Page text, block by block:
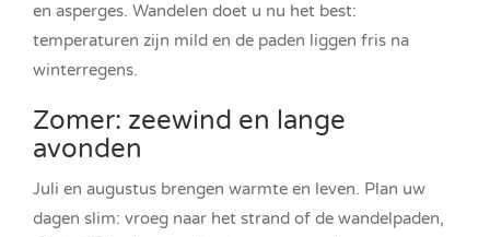
en asperges. Wandelen doet u nu het best:
temperaturen zijn mild en de paden liggen fris na
winterregens.
Zomer: zeewind en lange
avonden
Juli en augustus brengen warmte en leven. Plan uw
dagen slim: vroeg naar het strand of de wandelpaden,